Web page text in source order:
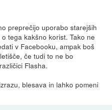
preprečijo uporabo starejših
tega kakšno korist. Tako ne
v Facebooku, ampak boš
če tudi to ne bo
Flasha.
blesava in lahko pomeni